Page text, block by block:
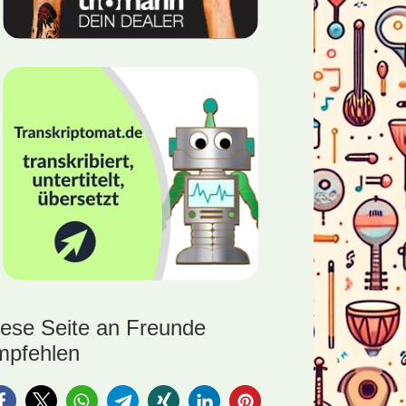
Seite an Freunde